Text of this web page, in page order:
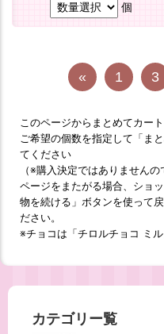
個
« 1 3
このページからまとめてカー
ご希望の個数を指定して「ま
てください
（※購入決定ではありません
ページをまたがる場合、ショ
物を続ける」ボタンを使って
ださい。
※チョコは「チロルチョコ ミ
カテゴリー覧